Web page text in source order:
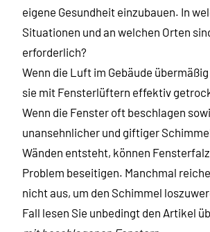
eigene Gesundheit einzubauen. In
Situationen und an welchen Orten
erforderlich?
Wenn die Luft im Gebäude
sie mit Fensterlüftern effektiv
Wenn die Fenster oft beschlagen
unansehnlicher und giftiger
Wänden entsteht, können
Problem beseitigen. Manchmal
nicht aus, um den Schimmel
Fall lesen Sie unbedingt den Artikel